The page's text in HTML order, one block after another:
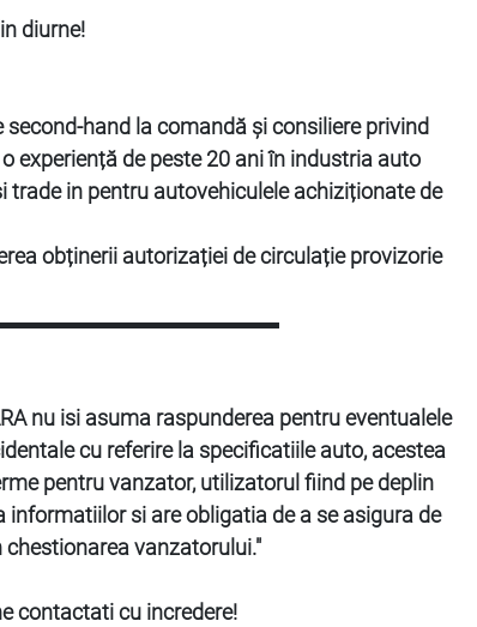
diurne!
hand la comandă și consiliere privind
experiență de peste 20 ani în industria auto
trade in pentru autovehiculele achiziționate de
obținerii autorizației de circulație provizorie
nu isi asuma raspunderea pentru eventualele
cu referire la specificatiile auto, acestea
pentru vanzator, utilizatorul fiind pe deplin
informatiilor si are obligatia de a se asigura de
vanzatorului."
contactati cu incredere!